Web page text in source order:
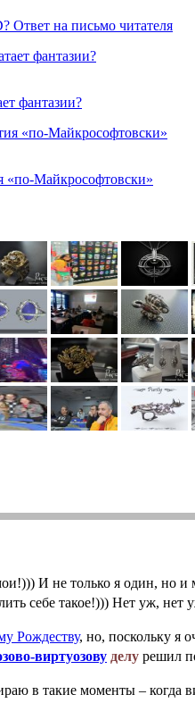
Ответ на письмо читателя
фантазии?
«по-Майкрософтовски»
И не только я один, но и
себе такое!))) Нет уж, нет
Рождеству, но, поскольку я
виртуозову делу решил
в такие моменты – когда